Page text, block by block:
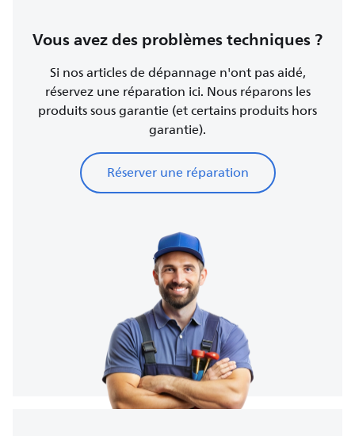
Vous avez des problèmes techniques ?
Si nos articles de dépannage n'ont pas aidé,
réservez une réparation ici. Nous réparons les
produits sous garantie (et certains produits hors
garantie).
Réserver une réparation